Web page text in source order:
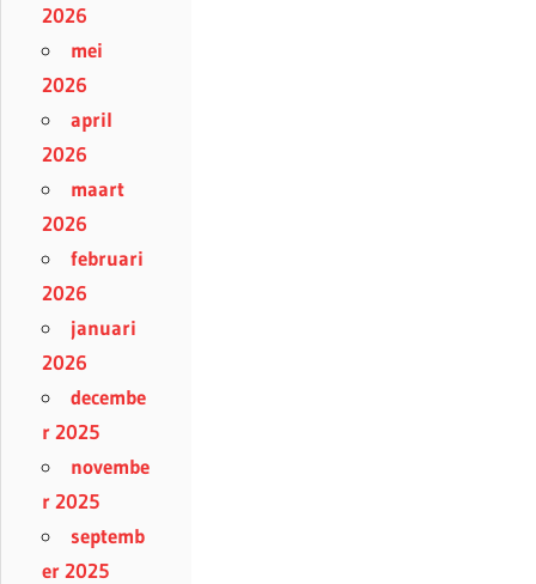
2026
mei
2026
april
2026
maart
2026
februari
2026
januari
2026
decembe
r 2025
novembe
r 2025
septemb
er 2025